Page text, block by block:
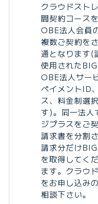
クラウドスト
間契約コース
OBE法人会員
複数ご契約を
通となります(
使用された
OBE法人サー
ペイメントID
ス、料金制選
す)。同一法人
ジプラスをご
請求書を分割
請求分だけ
を取得してく
ます。クラウ
をお申し込み
相談下さい。